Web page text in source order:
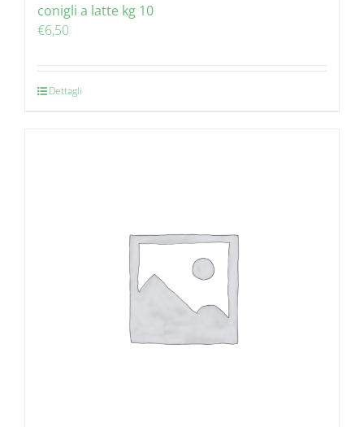
conigli a latte kg 10
€6,50
Dettagli